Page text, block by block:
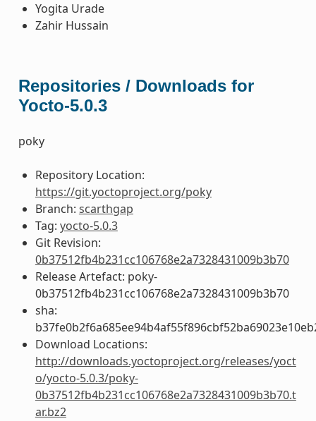
Yogita Urade
Zahir Hussain
Repositories / Downloads for
Yocto-5.0.3
poky
Repository Location:
https://git.yoctoproject.org/poky
Branch: scarthgap
Tag: yocto-5.0.3
Git Revision:
0b37512fb4b231cc106768e2a7328431009b3b70
Release Artefact: poky-
0b37512fb4b231cc106768e2a7328431009b3b70
sha:
Download Locations:
http://downloads.yoctoproject.org/releases/yoct
o/yocto-5.0.3/poky-
0b37512fb4b231cc106768e2a7328431009b3b70.t
ar.bz2